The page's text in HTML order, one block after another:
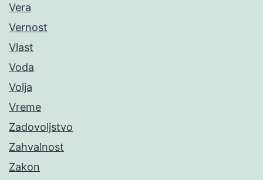
Vera
Vernost
Vlast
Voda
Volja
Vreme
Zadovoljstvo
Zahvalnost
Zakon